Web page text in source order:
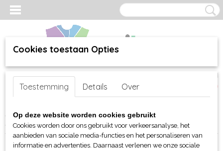
Inloggen Registreren
(0)
Home >webshop>Per merk >Myrtle Beach hoofd-handen
Mutsen en Beanies> Myrtle Beach Rib beanie
Cookies toestaan Opties
Toestemming Details Over
Op deze website worden cookies gebruikt
Cookies worden door ons gebruikt voor verkeersanalyse, het
aanbieden van sociale media-functies en het personaliseren van
informatie en advertenties. Daarnaast verlenen we onze sociale